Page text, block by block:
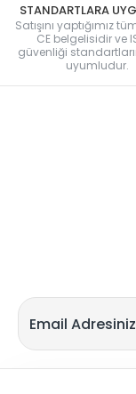
STANDARTLARA
Satışını yaptığımız
CE belgelisidir ve
güvenliği
uyumludur.